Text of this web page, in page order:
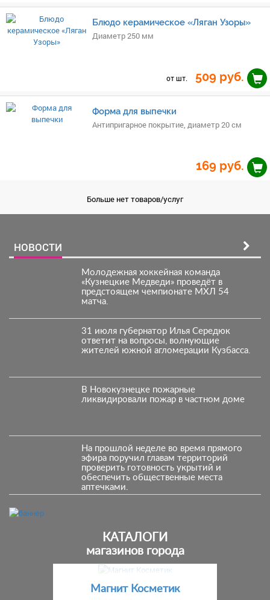
Блюдо керамическое «Ляган Узоры»
Диаметр 250 мм
от шт. 509 руб.
Форма для выпечки
Антипригарное покрытие, диаметр 20 см
169 руб.
Больше нет товаров/услуг
НОВОСТИ
Молодежная хоккейная команда
«Кузнецкие Медведи» проведёт в
предстоящем чемпионате МХЛ 54
матча.
31 июля губернатор Илья Середюк
ответит на вопросы, волнующие
жителей южной агломерации Кузбасса.
В Новокузнецке пожарные
ликвидировали пожар в частном доме
На прошлой неделе во время прямого
эфира поручил главам территорий
проверить готовность укрытий и
обеспечить общественные места
аптечками.
КАТАЛОГИ
магазинов города
Магнит Косметик